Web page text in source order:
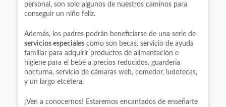
personal, son solo algunos de nuestros caminos para
conseguir un niño feliz.
Además, los padres podrán beneficiarse de una serie de
servicios especiales como son becas, servicio de ayuda
familiar para adquirir productos de alimentación e
higiene para el bebé a precios reducidos, guardería
nocturna, servicio de cámaras web, comedor, ludotecas,
y un largo etcétera.
¡Ven a conocernos! Estaremos encantados de enseñarte